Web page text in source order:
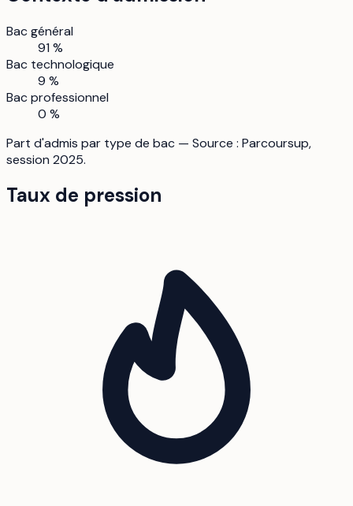
Bac général
91 %
Bac technologique
9 %
Bac professionnel
0 %
Part d'admis par type de bac — Source : Parcoursup,
session 2025.
Taux de pression